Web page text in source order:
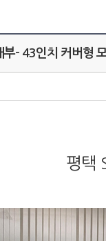
부- 43인치 커버형
평택